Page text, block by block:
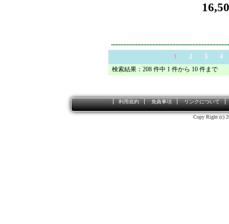
1 2 3
4
検索結果：208 件中 1 件から 10 件まで
利用規約 免責事項 リンクについて
Copy Right (c)